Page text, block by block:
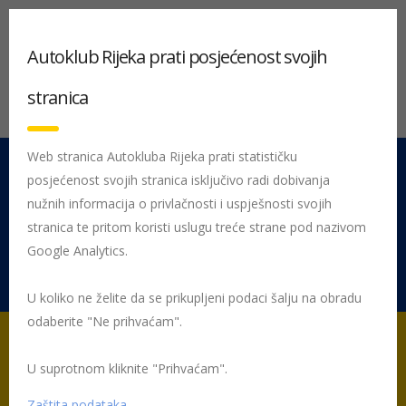
051 212 442 Centrala
Pon - Pet 08:00 - 16:00
Rujevica 9/1, 51000 Rijeka
Početna Tehnički pregled vozila i registracija
Autoklub Rijeka prati posjećenost svojih
stranica
Web stranica Autokluba Rijeka prati statističku
posjećenost svojih stranica isključivo radi dobivanja
nužnih informacija o privlačnosti i uspješnosti svojih
stranica te pritom koristi uslugu treće strane pod nazivom
Google Analytics.
U koliko ne želite da se prikupljeni podaci šalju na obradu
odaberite "Ne prihvaćam".
U suprotnom kliknite "Prihvaćam".